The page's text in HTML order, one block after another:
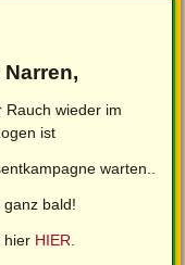
Rauch wieder im
ist
warten..
bald!
hier HIER